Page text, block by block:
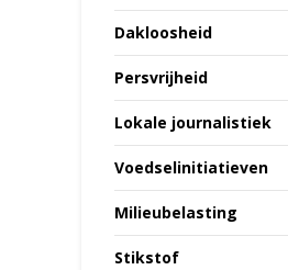
Dakloosheid
Persvrijheid
Lokale journalistiek
Voedselinitiatieven
Milieubelasting
Stikstof